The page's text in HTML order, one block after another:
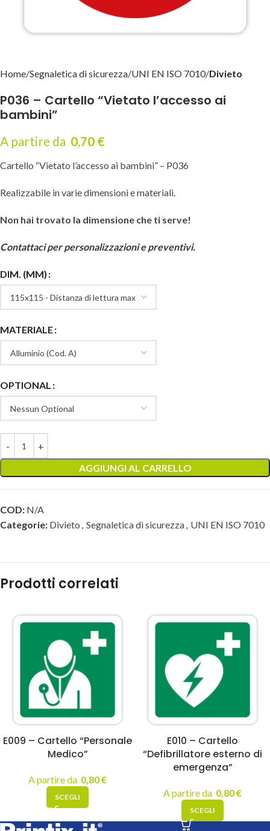
Home Segnaletica di sicurezza UNI EN ISO 7010 Divieto
P036 – Cartello “Vietato l’accesso ai
bambini”
A partire da 0,70 €
Cartello “Vietato l’accesso ai bambini” – P036
Realizzabile in varie dimensioni e materiali.
Non hai trovato la dimensione che ti serve!
Contattaci per personalizzazioni e preventivi.
DIM. (MM)
MATERIALE
OPTIONAL
AGGIUNGI AL CARRELLO
COD: N/A
Categorie: Divieto , Segnaletica di sicurezza, UNI EN ISO 7010
Prodotti correlati
E009 – Cartello “Personale
Medico”
A partire da 0,80€
SCEGLI
E010 – Cartello
“Defibrillatore esterno di
emergenza”
A partire da 0,80€
SCEGLI